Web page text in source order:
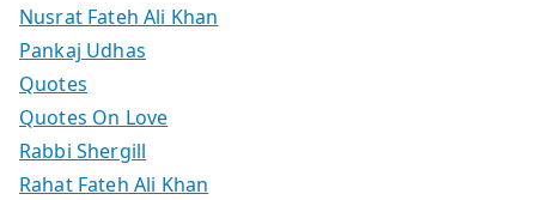
Nusrat Fateh Ali Khan
Pankaj Udhas
Quotes
Quotes On Love
Rabbi Shergill
Rahat Fateh Ali Khan